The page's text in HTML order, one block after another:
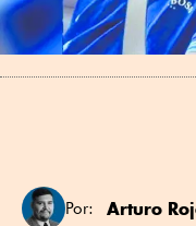
Por: Arturo